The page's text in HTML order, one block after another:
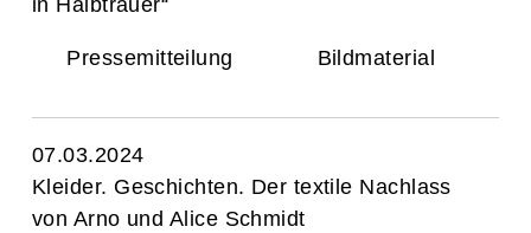
in Halbtrauer“
Pressemitteilung Bildmaterial
07.03.2024
Kleider. Geschichten. Der textile Nachlass
von Arno und Alice Schmidt